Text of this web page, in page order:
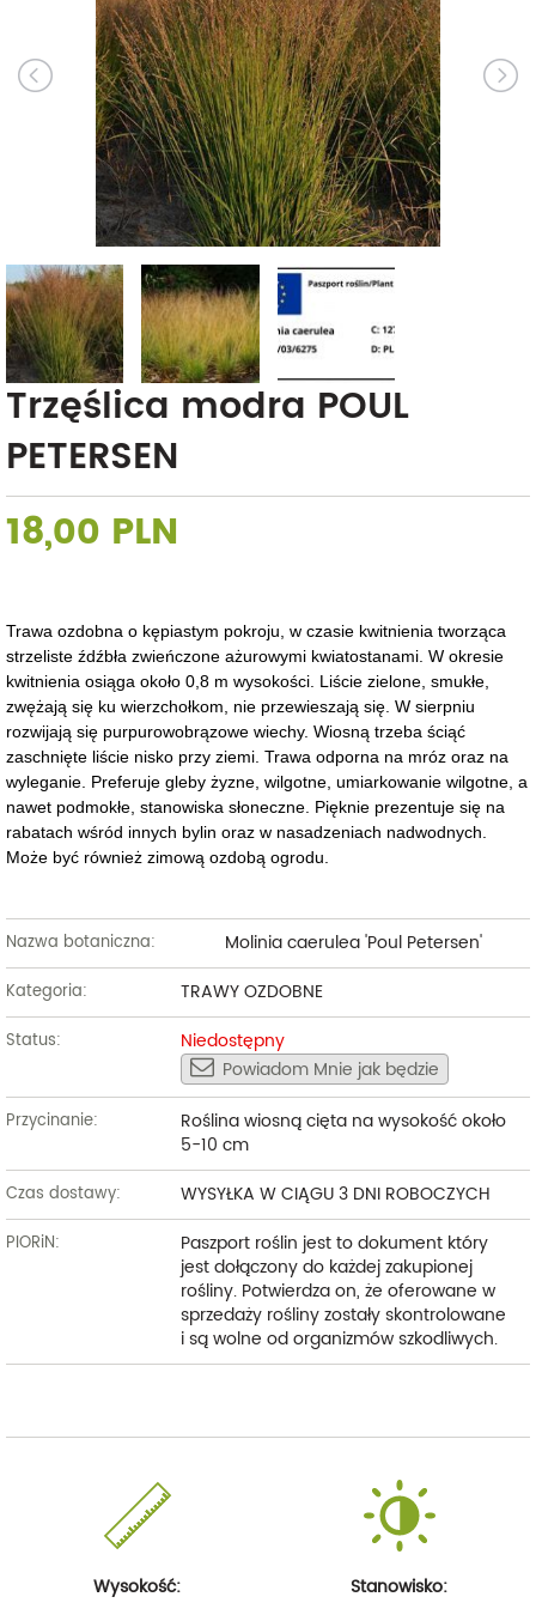
Trzęślica modra POUL
PETERSEN
18,00 PLN
Trawa ozdobna o kępiastym pokroju, w czasie kwitnienia tworząca
strzeliste źdźbła zwieńczone ażurowymi kwiatostanami. W okresie
kwitnienia osiąga około 0,8 m wysokości. Liście zielone, smukłe,
zwężają się ku wierzchołkom, nie przewieszają się. W sierpniu
rozwijają się purpurowobrązowe wiechy. Wiosną trzeba ściąć
zaschnięte liście nisko przy ziemi. Trawa odporna na mróz oraz na
wyleganie. Preferuje gleby żyzne, wilgotne, umiarkowanie wilgotne, a
nawet podmokłe, stanowiska słoneczne. Pięknie prezentuje się na
rabatach wśród innych bylin oraz w nasadzeniach nadwodnych.
Może być również zimową ozdobą ogrodu.
Nazwa botaniczna: Molinia caerulea 'Poul Petersen'
Kategoria: TRAWY OZDOBNE
Status:
Niedostępny
Powiadom Mnie jak będzie
Przycinanie:
Roślina wiosną cięta na wysokość około
5-10 cm
Czas dostawy: WYSYŁKA W CIĄGU 3 DNI ROBOCZYCH
PIORiN:
Paszport roślin jest to dokument który
jest dołączony do każdej zakupionej
rośliny. Potwierdza on, że oferowane w
sprzedaży rośliny zostały skontrolowane
i są wolne od organizmów szkodliwych.
Wysokość:
Stanowisko: